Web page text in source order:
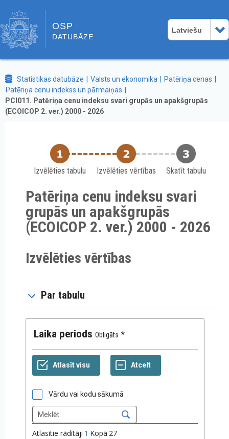
OSP
DATUBĀZE
Latviešu
Statistikas datubāze Valsts un ekonomika
Patēriņa cenas
Patēriņa cenu indekss un pārmaiņas
PCI011. Patēriņa cenu indeksu svari grupās un apakšgrupās
(ECOICOP 2. ver.) 2000 - 2026
Izvēlēties tabulu Izvēlēties vērtības Skatīt tabulu
Patēriņa cenu indeksu svari
grupās un apakšgrupās
(ECOICOP 2. ver.) 2000 - 2026
Izvēlēties vērtības
Par tabulu
Laika periods Obligāts
Vārdu vai kodu sākumā
Atlasītie rādītāji 1 Kopā 27